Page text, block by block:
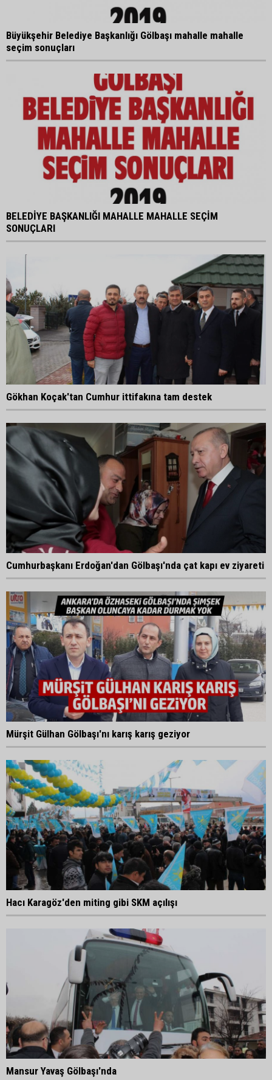
Büyükşehir Belediye Başkanlığı Gölbaşı mahalle mahalle
seçim sonuçları
BELEDİYE BAŞKANLIĞI MAHALLE MAHALLE SEÇİM
SONUÇLARI
Gökhan Koçak'tan Cumhur ittifakına tam destek
Cumhurbaşkanı Erdoğan'dan Gölbaşı'nda çat kapı ev ziyareti
Mürşit Gülhan Gölbaşı'nı karış karış geziyor
Hacı Karagöz'den miting gibi SKM açılışı
Mansur Yavaş Gölbaşı'nda